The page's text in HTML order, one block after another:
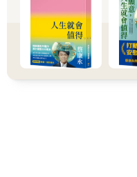
卷等其他資料，使研究更臻
所有的訪談都是從以下提
自己從婚姻中學到最重要的
人向你請教如何擁有美滿的
的訪談則是針對一系列主題